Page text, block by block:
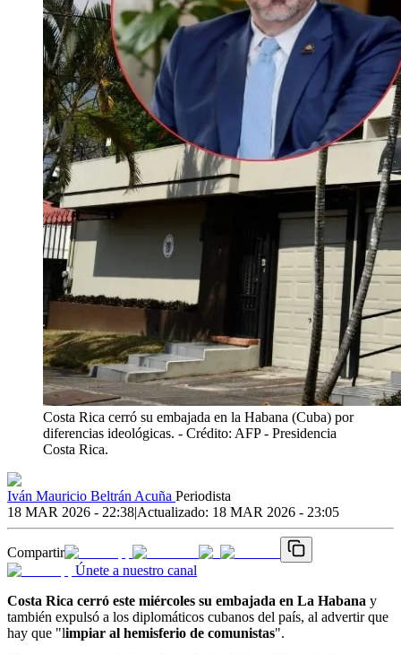
Costa Rica cerró su embajada en la Habana (Cuba) por
diferencias ideológicas. - Crédito: AFP - Presidencia
Costa Rica.
Iván Mauricio Beltrán Acuña Periodista
18 MAR 2026 - 22:38|Actualizado: 18 MAR 2026 - 23:05
Compartir
Únete a nuestro canal
Costa Rica cerró este miércoles su embajada en La Habana y
también expulsó a los diplomáticos cubanos del país, al advertir que
hay que "limpiar al hemisferio de comunistas".